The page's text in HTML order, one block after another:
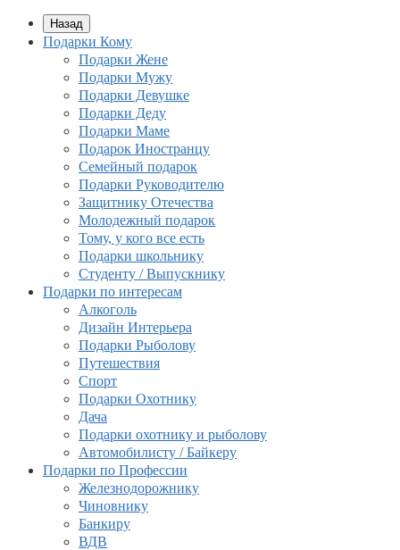
Назад
Подарки Кому
Подарки Жене
Подарки Мужу
Подарки Девушке
Подарки Деду
Подарки Маме
Подарок Иностранцу
Семейный подарок
Подарки Руководителю
Защитнику Отечества
Молодежный подарок
Тому, у кого все есть
Подарки школьнику
Студенту / Выпускнику
Подарки по интересам
Алкоголь
Дизайн Интерьера
Подарки Рыболову
Путешествия
Спорт
Подарки Охотнику
Дача
Подарки охотнику и рыболову
Автомобилисту / Байкеру
Подарки по Профессии
Железнодорожнику
Чиновнику
Банкиру
ВДВ